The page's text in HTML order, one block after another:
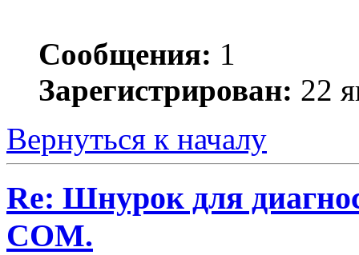
Сообщения: 1
Зарегистрирован: 22
Вернуться к началу
Re: Шнурок для
COM.